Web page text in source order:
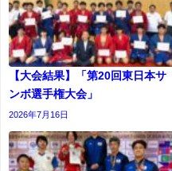
【大会結果】「第20回東日本サ
ンボ選手権大会」
2026年7月16日